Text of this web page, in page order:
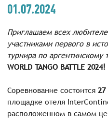
01.07.2024
Приглашаем всех
участниками первого в
турнира по аргентинскому
WORLD TANGO BATTLE 2024!
Соревнование состоится
площадке отеля
расположенном в самом